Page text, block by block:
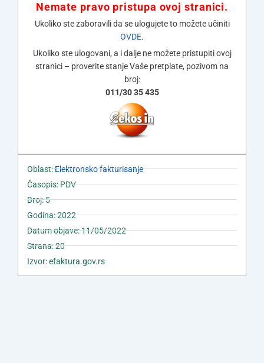
Nemate pravo pristupa ovoj stranici.
Ukoliko ste zaboravili da se ulogujete to možete učiniti
OVDE.
Ukoliko ste ulogovani, a i dalje ne možete pristupiti ovoj
stranici – proverite stanje Vaše pretplate, pozivom na
broj:
011/30 35 435
Oblast:Elektronsko fakturisanje
Časopis: PDV
Broj: 5
Godina: 2022
Datum objave: 11/05/2022
Strana: 20
Izvor: efaktura.gov.rs